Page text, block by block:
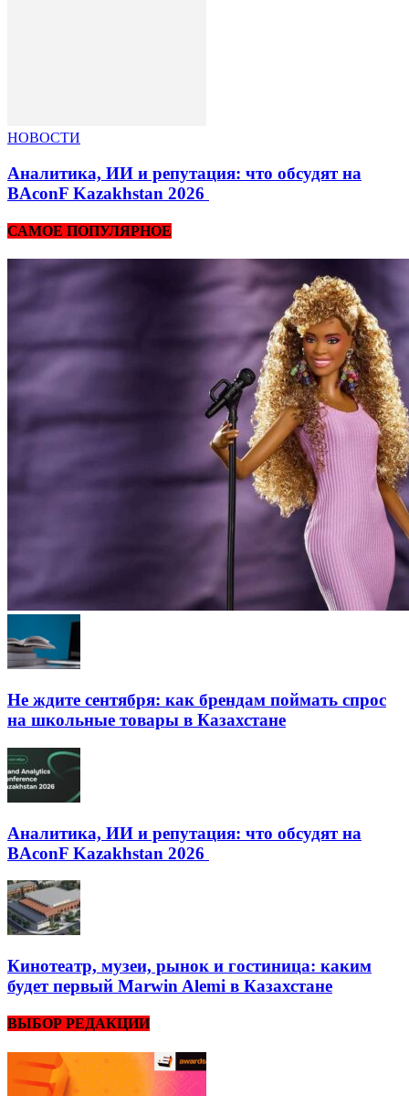
НОВОСТИ
Аналитика, ИИ и репутация: что обсудят на
BAconF Kazakhstan 2026
САМОЕ ПОПУЛЯРНОЕ
Не ждите сентября: как брендам поймать спрос
на школьные товары в Казахстане
Аналитика, ИИ и репутация: что обсудят на
BAconF Kazakhstan 2026
Кинотеатр, музеи, рынок и гостиница: каким
будет первый Marwin Alemi в Казахстане
ВЫБОР РЕДАКЦИИ